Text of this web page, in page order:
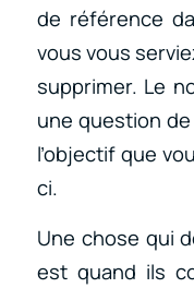
de référence
vous vous
supprimer. Le
une question
l’objectif que
ci.
Une chose qui
est quand ils